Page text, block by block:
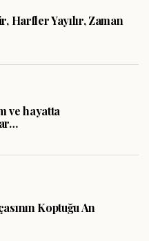
Harfler Yayılır, Zaman
ve hayatta
Koptuğu An